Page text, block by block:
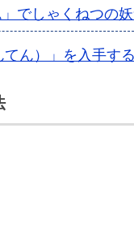
」でしゃくねつの
ん）」を入手す